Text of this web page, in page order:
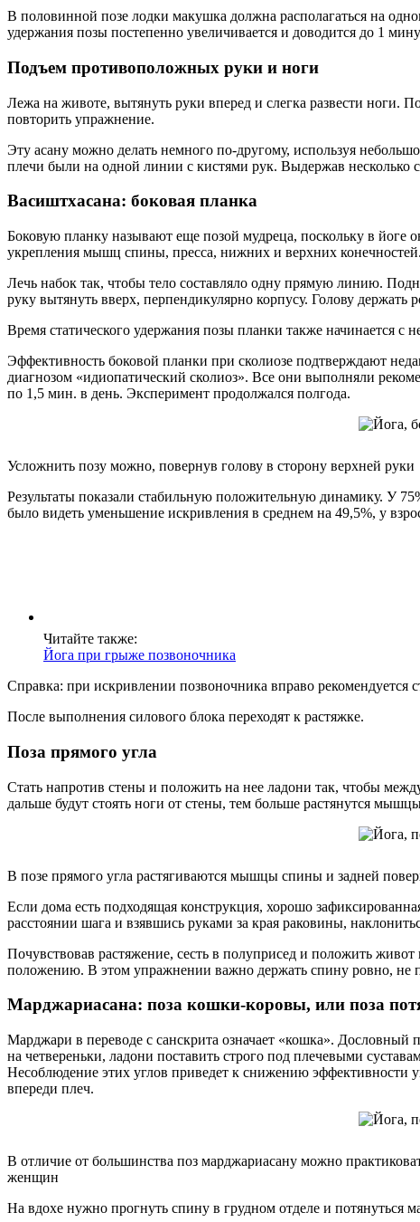
В половинной позе лодки макушка должна располагаться на
удержания позы постепенно увеличивается и доводится до 1
Подъем противоположных руки и ноги
Лежа на животе, вытянуть руки вперед и слегка развести ноги.
повторить упражнение.
Эту асану можно делать немного по-другому, используя
плечи были на одной линии с кистями рук. Выдержав несколько
Васиштхасана: боковая планка
Боковую планку называют еще позой мудреца, поскольку в йоге
укрепления мышц спины, пресса, нижних и верхних
Лечь набок так, чтобы тело составляло одну прямую линию.
руку вытянуть вверх, перпендикулярно корпусу. Голову держать
Время статического удержания позы планки также начинается с
Эффективность боковой планки при сколиозе подтверждают
диагнозом «идиопатический сколиоз». Все они выполняли
по 1,5 мин. в день. Эксперимент продолжался полгода.
Усложнить позу можно, повернув голову в сторону верхней руки
Результаты показали стабильную положительную динамику. У
было видеть уменьшение искривления в среднем на 49,5%, у
Читайте также:
Йога при грыже позвоночника
Справка: при искривлении позвоночника вправо рекомендуется
После выполнения силового блока переходят к растяжке.
Поза прямого угла
Стать напротив стены и положить на нее ладони так, чтобы
дальше будут стоять ноги от стены, тем больше растянутся
В позе прямого угла растягиваются мышцы спины и задней
Если дома есть подходящая конструкция, хорошо
расстоянии шага и взявшись руками за края раковины,
Почувствовав растяжение, сесть в полуприсед и положить
положению. В этом упражнении важно держать спину ровно, не
Марджариасана: поза кошки-коровы, или поза
Марджари в переводе с санскрита означает «кошка». Дословный
на четвереньки, ладони поставить строго под плечевыми
Несоблюдение этих углов приведет к снижению эффективности
впереди плеч.
В отличие от большинства поз марджариасану можно
женщин
На вдохе нужно прогнуть спину в грудном отделе и потянуться